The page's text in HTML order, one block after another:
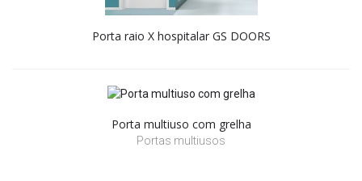
Porta raio X hospitalar GS DOORS
Porta multiuso com grelha
Portas multiusos